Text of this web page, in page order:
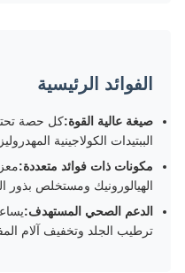
الفوائد الرئيسية
صيغة عالية القوة:
الببتيدات الكولاجينية
مكونات ذات فوائد متعددة:
الهيالورونيك ومستخلص
الدعم الصحي المستهدف:
ترطيب الجلد وتخفيف آلام